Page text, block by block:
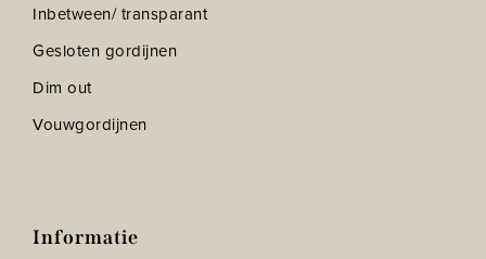
Inbetween/ transparant
Gesloten gordijnen
Dim out
Vouwgordijnen
Informatie